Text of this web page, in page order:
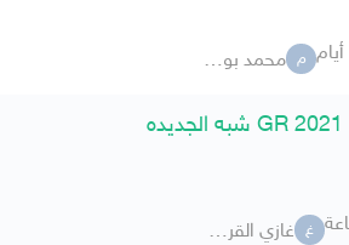
م محمد بوسارا
غ غازي القرشي .